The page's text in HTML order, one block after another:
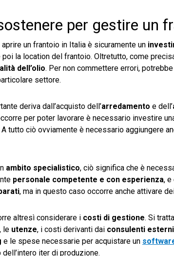
per gestire un
un frantoio in Italia è sicuramente un
la location del frantoio. Oltretutto, come
dell’olio. Per non commettere errori,
settore.
deriva dall’acquisto dell’arredamento e dell’
per poter lavorare è necessario investire
tutto ciò ovviamente è necessario aggiungere
ambito specialistico, ciò significa che è
personale competente e con esperienza, e
, ma in questo caso occorre anche attivare
altresì considerare i costi di gestione. Si
le utenze, i costi derivanti dai consulenti esterni
e le spese necessarie per acquistare un
iter di produzione.